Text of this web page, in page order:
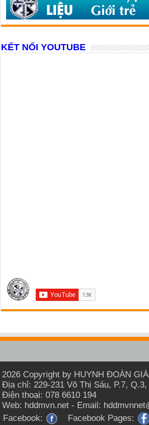
KẾT NỐI YOUTUBE
2026 Copyright by HUYNH ĐOÀN
Địa chỉ: 229-231 Võ Thị Sáu, P.7,
Điện thoại: 078 6610 194
Web: hddmvn.net - Email:
Facebook:
Facebook Pages: